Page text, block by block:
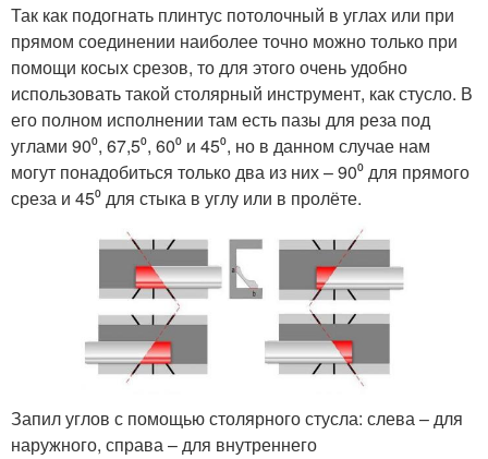
Так как подогнать плинтус потолочный в углах или при
прямом соединении наиболее точно можно только при
помощи косых срезов, то для этого очень удобно
использовать такой столярный инструмент, как стусло. В
его полном исполнении там есть пазы для реза под
углами 90⁰, 67,5⁰, 60⁰ и 45⁰, но в данном случае нам
могут понадобиться только два из них – 90⁰ для прямого
среза и 45⁰ для стыка в углу или в пролёте.
Запил углов с помощью столярного стусла: слева – для
наружного, справа – для внутреннего